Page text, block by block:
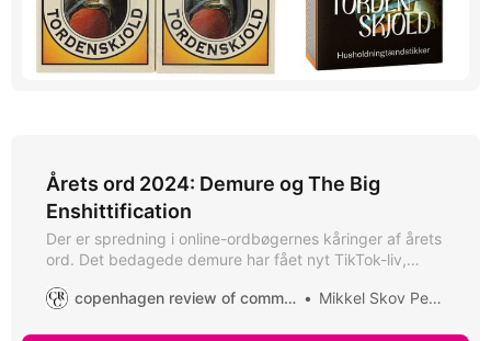
Årets ord 2024: Demure og The Big
Enshittification
Der er spredning i online-ordbøgernes kåringer af årets
ord. Det bedagede demure har fået nyt TikTok-liv,
bagen.
copenhagen review of communication Mikkel Skov Petersen